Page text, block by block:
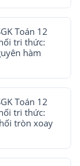
Toán 12
tri thức:
hàm
Toán 12
tri thức:
tròn xoay